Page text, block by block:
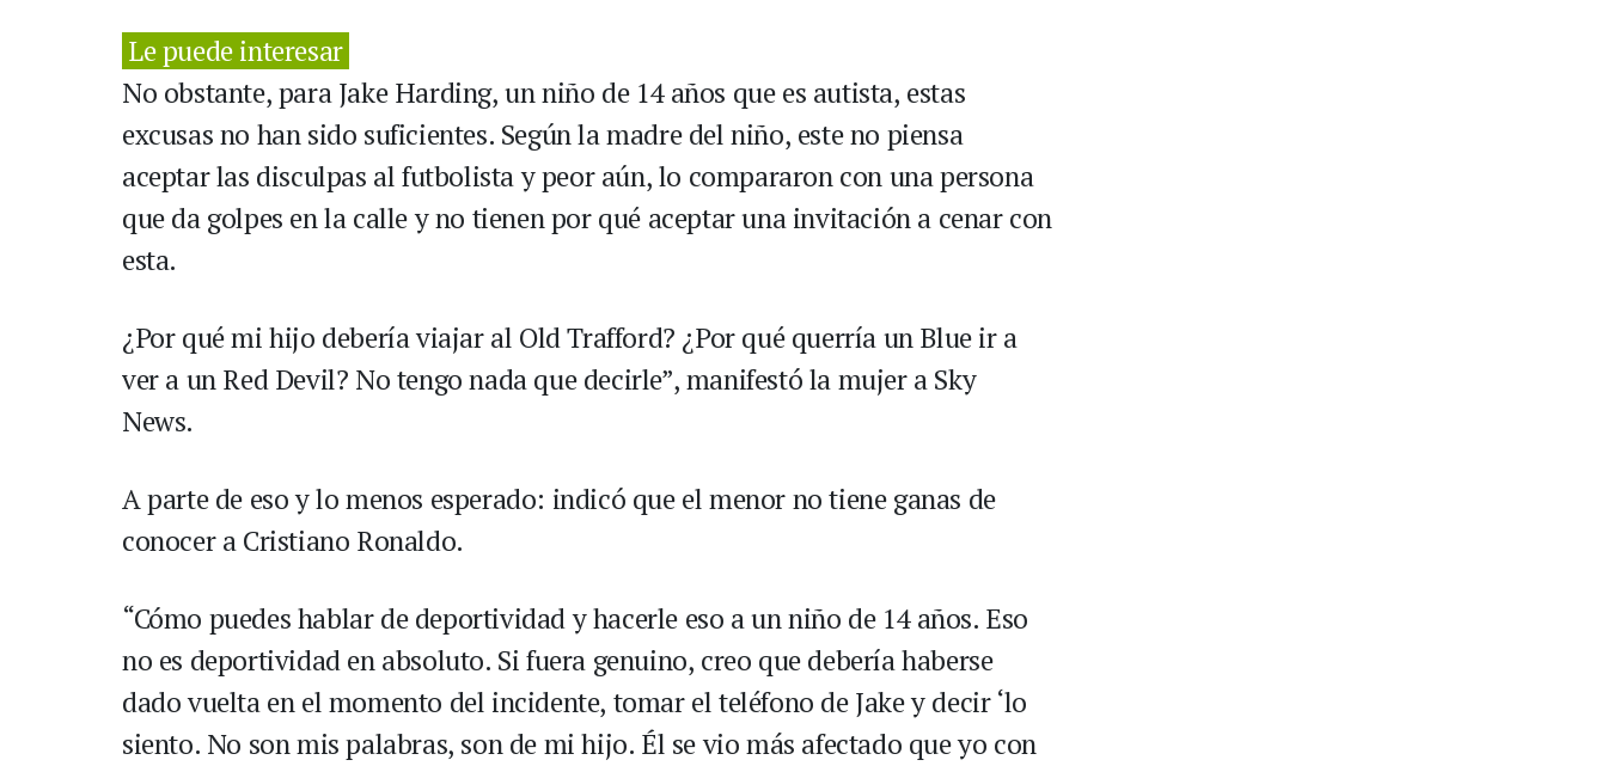
Le puede interesar
No obstante, para Jake Harding, un niño de 14 años que es autista, estas
excusas no han sido suficientes. Según la madre del niño, este no piensa
aceptar las disculpas al futbolista y peor aún, lo compararon con una persona
que da golpes en la calle y no tienen por qué aceptar una invitación a cenar con
esta.
¿Por qué mi hijo debería viajar al Old Trafford? ¿Por qué querría un Blue ir a
ver a un Red Devil? No tengo nada que decirle”, manifestó la mujer a Sky
News.
A parte de eso y lo menos esperado: indicó que el menor no tiene ganas de
conocer a Cristiano Ronaldo.
“Cómo puedes hablar de deportividad y hacerle eso a un niño de 14 años. Eso
no es deportividad en absoluto. Si fuera genuino, creo que debería haberse
dado vuelta en el momento del incidente, tomar el teléfono de Jake y decir ‘lo
siento. No son mis palabras, son de mi hijo. Él se vio más afectado que yo con